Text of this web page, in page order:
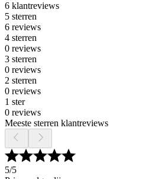
6 klantreviews
5 sterren
6 reviews
4 sterren
0 reviews
3 sterren
0 reviews
2 sterren
0 reviews
1 ster
0 reviews
Meeste sterren klantreviews
5/5